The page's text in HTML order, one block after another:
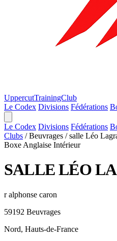
UppercutTrainingClub
Le Codex Divisions Fédérations
Le Codex Divisions Fédérations
Clubs / Beuvrages / salle Léo
Boxe Anglaise Intérieur
SALLE LÉO
r alphonse caron
59192 Beuvrages
Nord, Hauts-de-France